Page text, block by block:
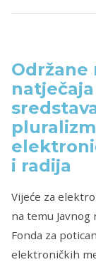
Održane
natječaja
i radija
Vijeće za
na temu
Fonda za
elektroničkih